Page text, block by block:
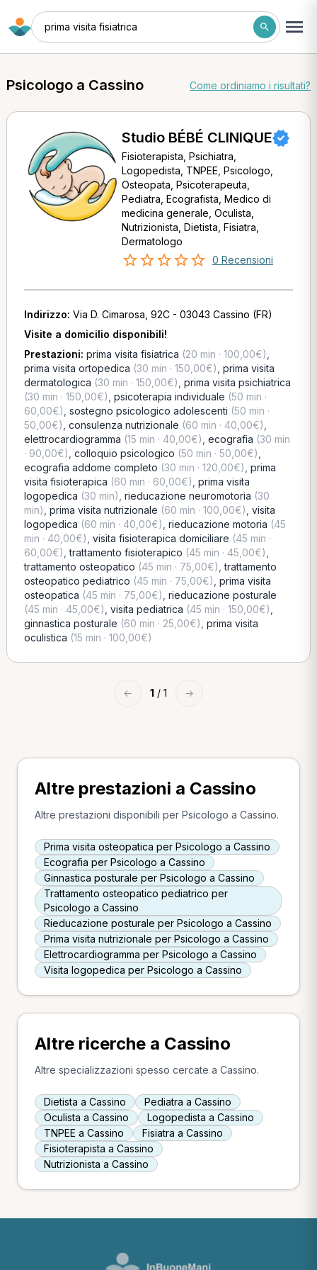
prima visita fisiatrica
Psicologo a Cassino Come ordiniamo i risultati?
Studio BÉBÉ CLINIQUE
Fisioterapista, Psichiatra,
Logopedista, TNPEE, Psicologo,
Osteopata, Psicoterapeuta,
Pediatra, Ecografista, Medico di
medicina generale, Oculista,
Nutrizionista, Dietista, Fisiatra,
Dermatologo
0 Recensioni
Indirizzo: Via D. Cimarosa, 92C - 03043 Cassino (FR)
Visite a domicilio disponibili!
Prestazioni: prima visita fisiatrica (20 min · 100,00€)
prima visita ortopedica (30 min · 150,00€) prima visita
dermatologica (30 min · 150,00€) prima visita psichiatrica
(30 min · 150,00€) psicoterapia individuale (50 min ·
60,00€) sostegno psicologico adolescenti (50 min ·
50,00€) consulenza nutrizionale (60 min · 40,00€)
elettrocardiogramma (15 min · 40,00€) ecografia (30 min
· 90,00€) colloquio psicologico (50 min · 50,00€)
ecografia addome completo (30 min · 120,00€) prima
visita fisioterapica (60 min · 60,00€) prima visita
logopedica (30 min) rieducazione neuromotoria (30
min) prima visita nutrizionale (60 min · 100,00€) visita
logopedica (60 min · 40,00€) rieducazione motoria (45
min · 40,00€) visita fisioterapica domiciliare (45 min ·
60,00€) ,trattamento fisioterapico (45 min · 45,00€)
trattamento osteopatico (45 min · 75,00€) ,trattamento
osteopatico pediatrico (45 min · 75,00€) prima visita
osteopatica (45 min · 75,00€) rieducazione posturale
(45 min · 45,00€) visita pediatrica (45 min · 150,00€)
ginnastica posturale (60 min · 25,00€) prima visita
oculistica (15 min · 100,00€)
← 1 / 1 →
Altre prestazioni a Cassino
Altre prestazioni disponibili per Psicologo a Cassino.
Prima visita osteopatica per Psicologo a Cassino
Ecografia per Psicologo a Cassino
Ginnastica posturale per Psicologo a Cassino
Trattamento osteopatico pediatrico per
Psicologo a Cassino
Rieducazione posturale per Psicologo a Cassino
Prima visita nutrizionale per Psicologo a Cassino
Elettrocardiogramma per Psicologo a Cassino
Visita logopedica per Psicologo a Cassino
Altre ricerche a Cassino
Altre specializzazioni spesso cercate a Cassino.
Dietista a Cassino
Pediatra a Cassino
Oculista a Cassino
Logopedista a Cassino
TNPEE a Cassino
Fisiatra a Cassino
Fisioterapista a Cassino
Nutrizionista a Cassino